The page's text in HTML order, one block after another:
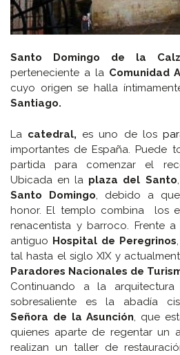
Santo Domingo de la
perteneciente a la Comunidad
cuyo origen se halla
Santiago.
La catedral, es uno de los
importantes de España. Puede
partida para comenzar el
Ubicada en la plaza del Santo
Santo Domingo, debido a
honor. El templo combina los
renacentista y barroco. Frente
antiguo Hospital de Peregrinos
tal hasta el siglo XIX y
Paradores Nacionales de
Continuando a la
sobresaliente es la abadía
Señora de la Asunción, que
quienes aparte de regentar un
realizan un taller de